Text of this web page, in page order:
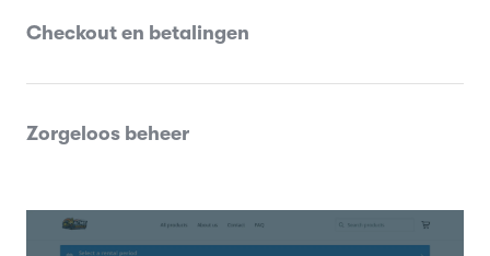
Checkout en betalingen
Zorgeloos beheer